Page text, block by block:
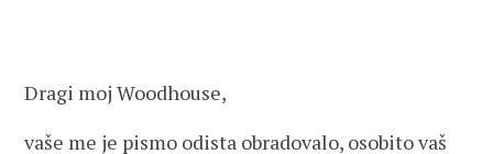
Dragi moj Woodhouse,
vaše me je pismo odista obradovalo, osobito vaš